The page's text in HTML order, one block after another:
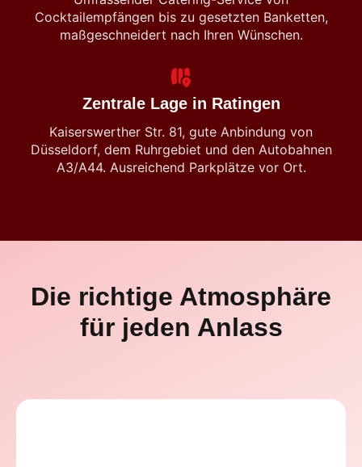
Cocktailempfängen bis zu gesetzten Banketten,
maßgeschneidert nach Ihren Wünschen.
Zentrale Lage in Ratingen
Kaiserswerther Str. 81, gute Anbindung von
Düsseldorf, dem Ruhrgebiet und den Autobahnen
A3/A44. Ausreichend Parkplätze vor Ort.
Die richtige Atmosphäre
für jeden Anlass